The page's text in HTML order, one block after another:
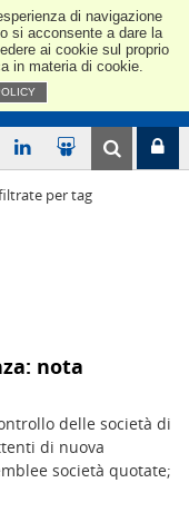
di navigazione
si acconsente a dare la
ai cookie sul proprio
in materia di cookie.
per tag
nota
delle società di
di nuova
società quotate;